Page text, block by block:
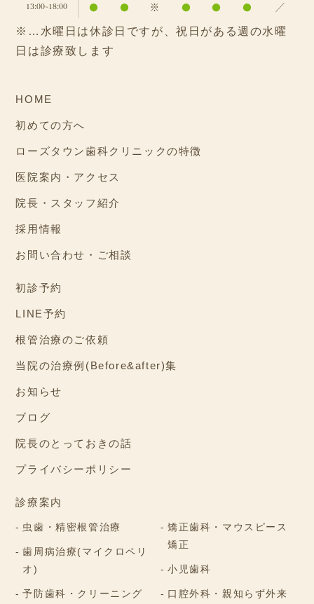
13:00~18:00 ● ● ※ ● ● ● ／
※…水曜日は休診日ですが、祝日がある週の水曜
日は診療致します
HOME
初めての方へ
ローズタウン歯科クリニックの特徴
医院案内・アクセス
院長・スタッフ紹介
採用情報
お問い合わせ・ご相談
初診予約
LINE予約
根管治療のご依頼
当院の治療例(Before&after)集
お知らせ
ブログ
院長のとっておきの話
プライバシーポリシー
診療案内
虫歯・精密根管治療
歯周病治療(マイクロペリ
オ)
予防歯科・クリーニング
矯正歯科・マウスピース
矯正
小児歯科
口腔外科・親知らず外来